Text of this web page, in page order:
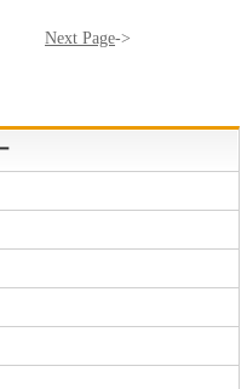
Next Page->